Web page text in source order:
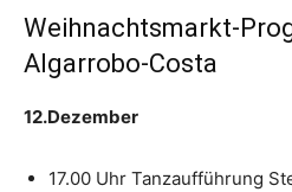
Weihnachtsmarkt-
Algarrobo-Costa
12.Dezember
17.00 Uhr Tanzaufführung